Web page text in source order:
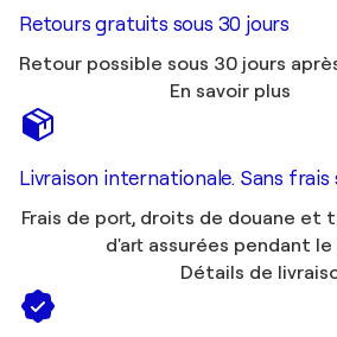
Retours gratuits sous 30 jours
Retour possible sous 30 jours
En savoir plus
Livraison internationale. Sans
Frais de port, droits de douane et
d'art assurées pendant
Détails de